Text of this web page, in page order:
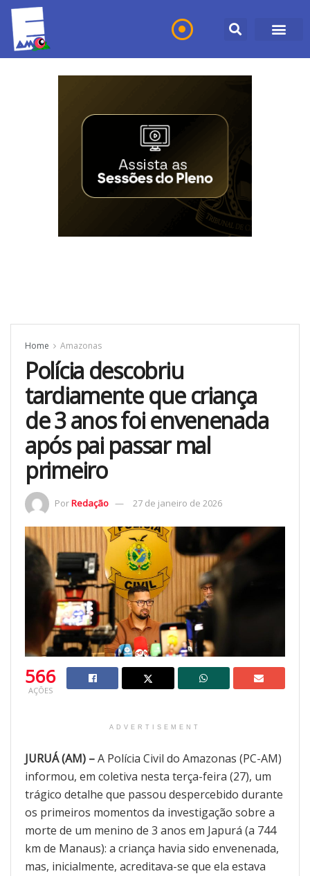
Home Amazonas
Polícia descobriu
tardiamente que criança
de 3 anos foi envenenada
após pai passar mal
primeiro
PorRedação 27 de janeiro de 2026
566
AÇÕES
ADVERTISEMENT
JURUÁ (AM) –A Polícia Civil do Amazonas (PC-AM)
informou, em coletiva nesta terça-feira (27), um
trágico detalhe que passou despercebido durante
os primeiros momentos da investigação sobre a
morte de um menino de 3 anos em Japurá (a 744
km de Manaus): a criança havia sido envenenada,
mas, inicialmente, acreditava-se que ela estava